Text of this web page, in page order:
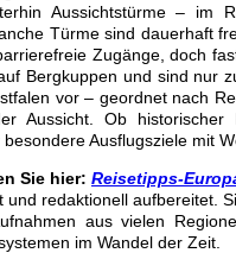
Aussichtstürme – im
Türme sind dauerhaft
Zugänge, doch
Bergkuppen und sind nur
vor – geordnet nach
Aussicht. Ob
Ausflugsziele mit
Sie hier: Reisetipps-
redaktionell aufbereitet.
aus vielen
im Wandel der Zeit.